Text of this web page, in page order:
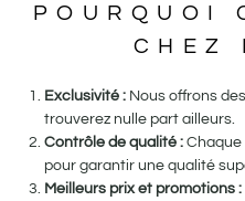
POURQUOI
CHEZ
Exclusivité : Nous offrons
trouverez nulle part ailleurs.
Contrôle de qualité :
pour garantir une qualité
Meilleurs prix et promotions :